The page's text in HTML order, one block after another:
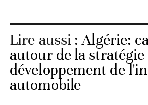
Lire aussi :Algérie:
autour de la stratégie
développement de
automobile